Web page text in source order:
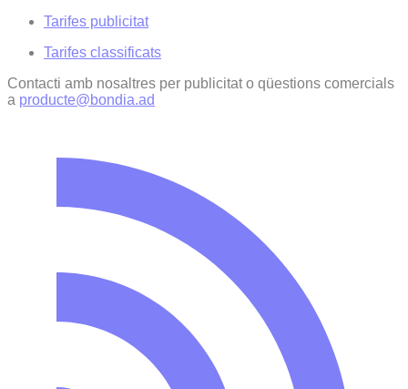
Tarifes publicitat
Tarifes classificats
Contacti amb nosaltres per publicitat o qüestions comercials
a producte@bondia.ad